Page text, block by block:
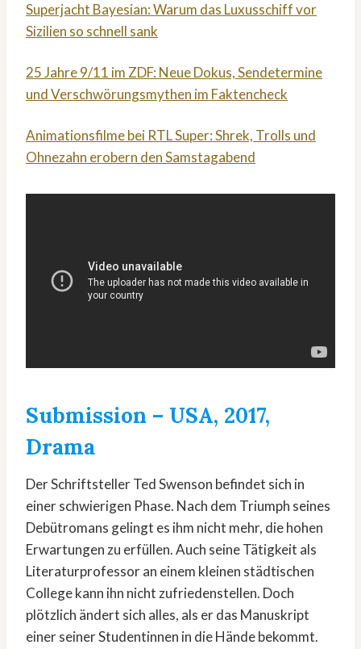
Superjacht Bayesian: Warum das Luxusschiff vor
Sizilien so schnell sank
25 Jahre 9/11 im ZDF: Neue Dokus, Sendetermine
und Verschwörungsmythen im Faktencheck
Animationsfilme bei RTL Super: Shrek, Trolls und
Ohnezahn erobern den Samstagabend
Submission – USA, 2017,
Drama
Der Schriftsteller Ted Swenson befindet sich in
einer schwierigen Phase. Nach dem Triumph seines
Debütromans gelingt es ihm nicht mehr, die hohen
Erwartungen zu erfüllen. Auch seine Tätigkeit als
Literaturprofessor an einem kleinen städtischen
College kann ihn nicht zufriedenstellen. Doch
plötzlich ändert sich alles, als er das Manuskript
einer seiner Studentinnen in die Hände bekommt.